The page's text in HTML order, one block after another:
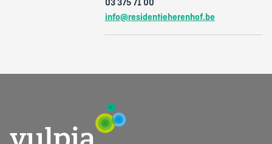
03 375 71 00
info@residentieherenhof.be